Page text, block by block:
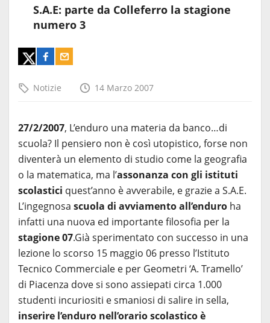
S.A.E: parte da Colleferro la stagione
numero 3
Notizie 14 Marzo 2007
27/2/2007, L’enduro una materia da banco…di
scuola? Il pensiero non è così utopistico, forse non
diventerà un elemento di studio come la geografia
o la matematica, ma l’assonanza con gli istituti
scolastici quest’anno è avverabile, e grazie a S.A.E.
L’ingegnosa scuola di avviamento all’enduro ha
infatti una nuova ed importante filosofia per la
stagione 07.Già sperimentato con successo in una
lezione lo scorso 15 maggio 06 presso l’Istituto
Tecnico Commerciale e per Geometri ‘A. Tramello’
di Piacenza dove si sono assiepati circa 1.000
studenti incuriositi e smaniosi di salire in sella,
inserire l’enduro nell’orario scolastico è